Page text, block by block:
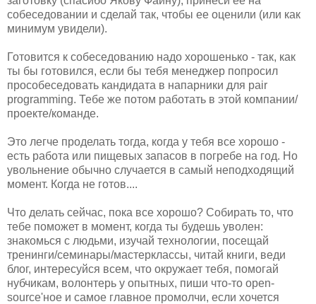
собеседовании и сделай так, чтобы ее оценили (или как
минимум увидели).
Готовится к собеседованию надо хорошенько - так, как
ты бы готовился, если бы тебя менеджер попросил
прособеседовать кандидата в напарники для pair
programming. Тебе же потом работать в этой компании/
проекте/команде.
Это легче проделать тогда, когда у тебя все хорошо -
есть работа или пищевых запасов в погребе на год. Но
увольнение обычно случается в самый неподходящий
момент. Когда не готов....
Что делать сейчас, пока все хорошо? Собирать то, что
тебе поможет в момент, когда ты будешь уволен:
знакомься с людьми, изучай технологии, посещай
тренинги/семинары/мастерклассы, читай книги, веди
блог, интересуйся всем, что окружает тебя, помогай
нубчикам, волонтерь у опытных, пиши что-то open-
source'ное и самое главное промолчи, если хочется